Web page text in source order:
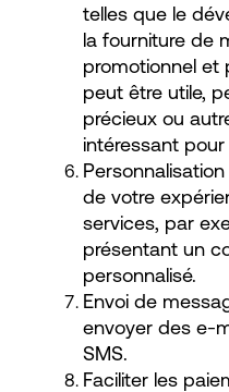
telles que le
la fourniture de
promotionnel et
peut être utile,
précieux ou
intéressant pour
de votre
services, par
présentant un
personnalisé.
Envoi de
envoyer des e-
SMS.
Faciliter les